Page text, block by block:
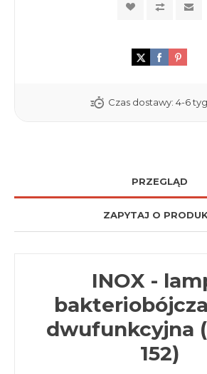
Czas dostawy: 4-6
PRZEGLĄD
ZAPYTAJ O
INOX -
dwufunkcyjna
152)